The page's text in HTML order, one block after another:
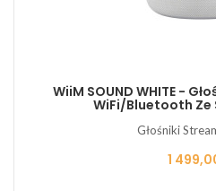
WiiM SOUND WHITE -
WiFi/Bluetooth
Głośniki
Cena
1